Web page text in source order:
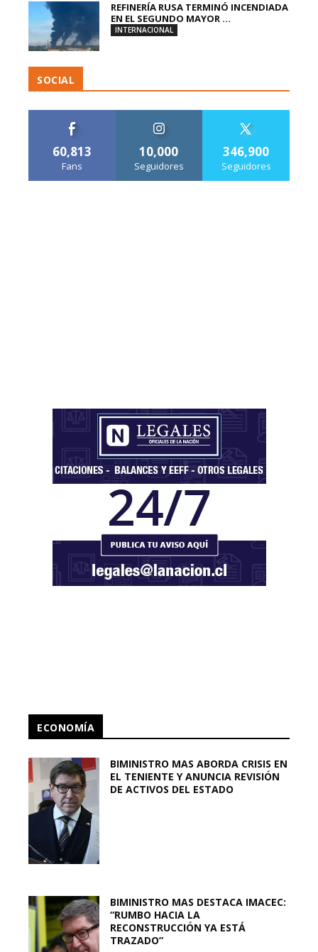
REFINERÍA RUSA TERMINÓ INCENDIADA
EN EL SEGUNDO MAYOR ...
INTERNACIONAL
SOCIAL
60,813
Fans
10,000
Seguidores
346,900
Seguidores
ECONOMÍA
BIMINISTRO MAS ABORDA CRISIS EN
EL TENIENTE Y ANUNCIA REVISIÓN
DE ACTIVOS DEL ESTADO
BIMINISTRO MAS DESTACA IMACEC:
“RUMBO HACIA LA
RECONSTRUCCIÓN YA ESTÁ
TRAZADO”